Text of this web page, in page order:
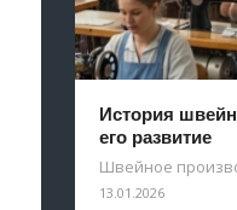
История
его развитие
Швейное
13.01.2026